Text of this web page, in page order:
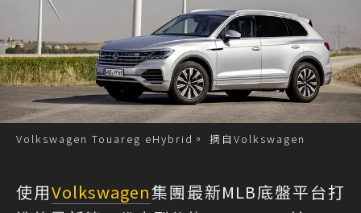
Volkswagen Touareg eHybrid。 摘自Volkswagen
使用Volkswagen集團最新MLB底盤平台打